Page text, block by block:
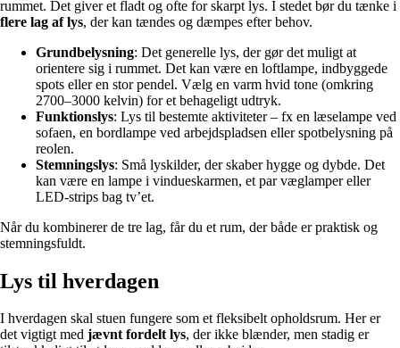
rummet. Det giver et fladt og ofte for skarpt lys. I stedet bør du tænke i
flere lag af lys, der kan tændes og dæmpes efter behov.
Grundbelysning: Det generelle lys, der gør det muligt at
orientere sig i rummet. Det kan være en loftlampe, indbyggede
spots eller en stor pendel. Vælg en varm hvid tone (omkring
2700–3000 kelvin) for et behageligt udtryk.
Funktionslys: Lys til bestemte aktiviteter – fx en læselampe ved
sofaen, en bordlampe ved arbejdspladsen eller spotbelysning på
reolen.
Stemningslys: Små lyskilder, der skaber hygge og dybde. Det
kan være en lampe i vindueskarmen, et par væglamper eller
LED-strips bag tv’et.
Når du kombinerer de tre lag, får du et rum, der både er praktisk og
stemningsfuldt.
Lys til hverdagen
I hverdagen skal stuen fungere som et fleksibelt opholdsrum. Her er
det vigtigt med jævnt fordelt lys, der ikke blænder, men stadig er